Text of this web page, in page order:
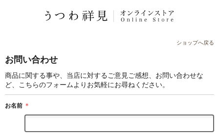
ショップへ戻る
お問い合わせ
商品に関する事や、当店に対するご意見ご感想、お問い合わせな
ど、こちらのフォームよりお気軽にお尋ねください。
お名前 ＊